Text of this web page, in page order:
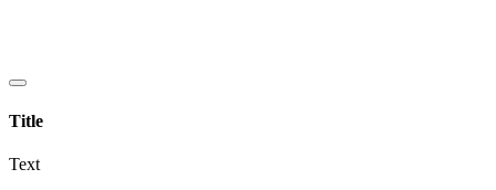
Title
Text